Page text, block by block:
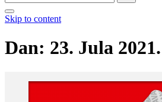
Skip to content
Dan: 23. Jula 2021.